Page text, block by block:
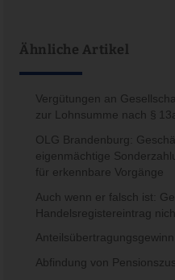
Ähnliche Artikel
Vergütungen an
zur Lohnsumme nach §
OLG Brandenburg:
eigenmächtige
für erkennbare Vorgänge
Auch wenn er falsch ist:
Handelsregistereintrag
Abfindung von